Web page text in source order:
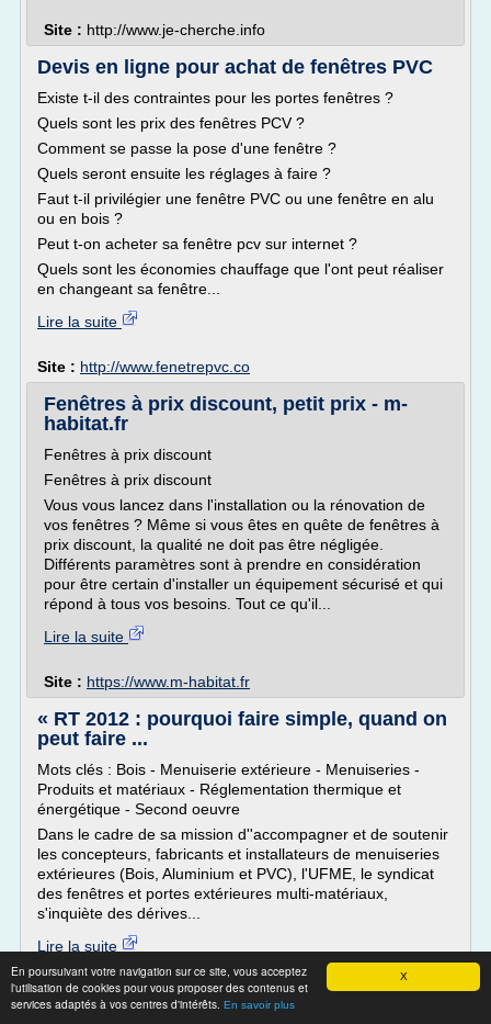
X
En poursuivant votre navigation sur ce site, vous acceptez
l'utilisation de cookies pour vous proposer des contenus et
services adaptés à vos centres d'intérêts. En savoir plus
Site : http://www.je-cherche.info
Devis en ligne pour achat de fenêtres PVC
Existe t-il des contraintes pour les portes fenêtres ?
Quels sont les prix des fenêtres PCV ?
Comment se passe la pose d'une fenêtre ?
Quels seront ensuite les réglages à faire ?
Faut t-il privilégier une fenêtre PVC ou une fenêtre en alu
ou en bois ?
Peut t-on acheter sa fenêtre pcv sur internet ?
Quels sont les économies chauffage que l'ont peut réaliser
en changeant sa fenêtre...
Lire la suite
Site : http://www.fenetrepvc.co
Fenêtres à prix discount, petit prix - m-
habitat.fr
Fenêtres à prix discount
Fenêtres à prix discount
Vous vous lancez dans l'installation ou la rénovation de
vos fenêtres ? Même si vous êtes en quête de fenêtres à
prix discount, la qualité ne doit pas être négligée.
Différents paramètres sont à prendre en considération
pour être certain d'installer un équipement sécurisé et qui
répond à tous vos besoins. Tout ce qu'il...
Lire la suite
Site : https://www.m-habitat.fr
« RT 2012 : pourquoi faire simple, quand on
peut faire ...
Mots clés : Bois - Menuiserie extérieure - Menuiseries -
Produits et matériaux - Réglementation thermique et
énergétique - Second oeuvre
Dans le cadre de sa mission d''accompagner et de soutenir
les concepteurs, fabricants et installateurs de menuiseries
extérieures (Bois, Aluminium et PVC), l'UFME, le syndicat
des fenêtres et portes extérieures multi-matériaux,
s'inquiète des dérives...
Lire la suite
Site :lemoniteur.fr